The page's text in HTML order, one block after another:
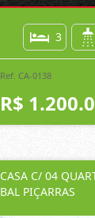
3
Ref. CA-0138
R$
CASA C/ 04
BAL PIÇARRAS